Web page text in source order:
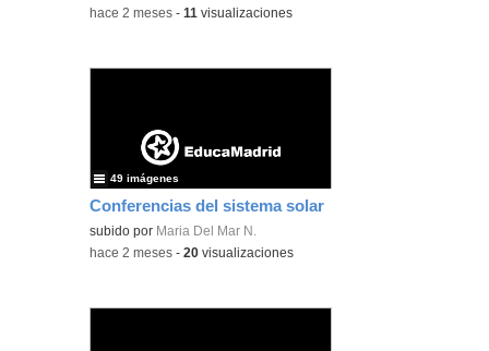
-hace 2 meses -11 visualizaciones
Conferencias del sistema solar
subido por Maria Del Mar N.
49 imágenes
-hace 2 meses -20 visualizaciones